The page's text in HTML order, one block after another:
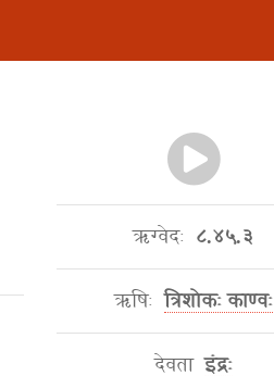
ऋग्वेदः ८.४५.३
ऋषिः त्रिशोकः काण्वः
देवता इंद्रः